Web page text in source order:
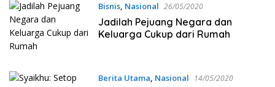
Bisnis, Nasional 26/05/2020
Jadilah Pejuang Negara dan
Keluarga Cukup dari Rumah
Berita Utama, Nasional 14/05/2020